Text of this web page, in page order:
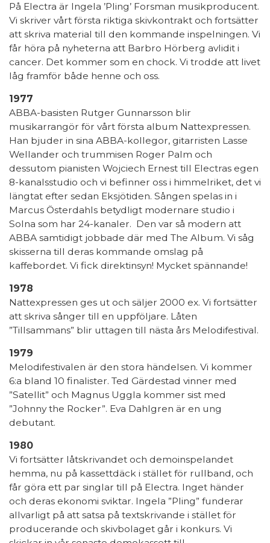
På Electra är Ingela ’Pling’ Forsman musikproducent.
Vi skriver vårt första riktiga skivkontrakt och fortsätter
att skriva material till den kommande inspelningen. Vi
får höra på nyheterna att Barbro Hörberg avlidit i
cancer. Det kommer som en chock. Vi trodde att livet
låg framför både henne och oss.
1977
ABBA-basisten Rutger Gunnarsson blir
musikarrangör för vårt första album Nattexpressen.
Han bjuder in sina ABBA-kollegor, gitarristen Lasse
Wellander och trummisen Roger Palm och
dessutom pianisten Wojciech Ernest till Electras egen
8-kanalsstudio och vi befinner oss i himmelriket, det vi
längtat efter sedan Eksjötiden. Sången spelas in i
Marcus Österdahls betydligt modernare studio i
Solna som har 24-kanaler. Den var så modern att
ABBA samtidigt jobbade där med The Album. Vi såg
skisserna till deras kommande omslag på
kaffebordet. Vi fick direktinsyn! Mycket spännande!
1978
Nattexpressen ges ut och säljer 2000 ex. Vi fortsätter
att skriva sånger till en uppföljare. Låten
”Tillsammans” blir uttagen till nästa års Melodifestival.
1979
Melodifestivalen är den stora händelsen. Vi kommer
6:a bland 10 finalister. Ted Gärdestad vinner med
”Satellit” och Magnus Uggla kommer sist med
”Johnny the Rocker”. Eva Dahlgren är en ung
debutant.
1980
Vi fortsätter låtskrivandet och demoinspelandet
hemma, nu på kassettdäck i stället för rullband, och
får göra ett par singlar till på Electra. Inget händer
och deras ekonomi sviktar. Ingela ”Pling” funderar
allvarligt på att satsa på textskrivande i stället för
producerande och skivbolaget går i konkurs. Vi